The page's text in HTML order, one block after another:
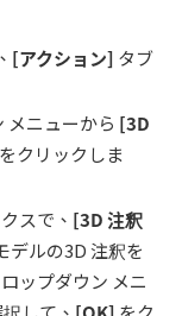
[アクション] タブ
メニューから [3D
をクリックしま
スで、 [3D注釈
デルの3D 注釈を
ロップダウン メニ